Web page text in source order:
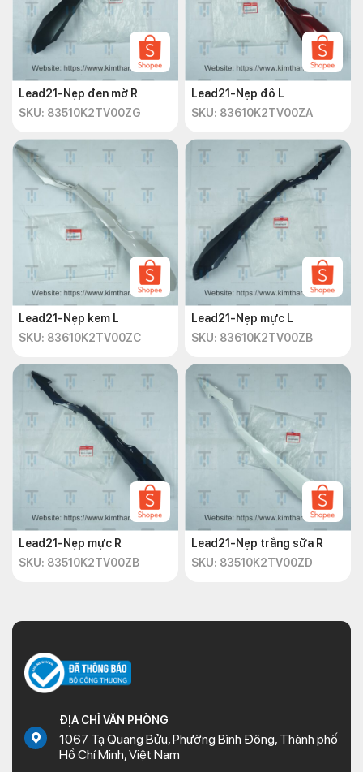
Lead21-Nẹp đen mờ R
SKU: 83510K2TV00ZG
Lead21-Nẹp đô L
SKU: 83610K2TV00ZA
Lead21-Nẹp kem L
SKU: 83610K2TV00ZC
Lead21-Nẹp mực L
SKU: 83610K2TV00ZB
Lead21-Nẹp mực R
SKU: 83510K2TV00ZB
Lead21-Nẹp trắng sữa R
SKU: 83510K2TV00ZD
ĐỊA CHỈ VĂN PHÒNG
1067 Tạ Quang Bửu, Phường Bình Đông, Thành phố
Hồ Chí Minh, Việt Nam